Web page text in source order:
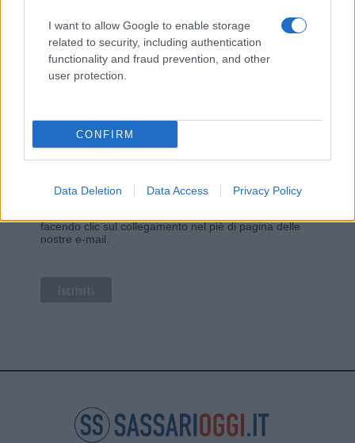
I want to allow Google to enable storage
related to security, including authentication
functionality and fraud prevention, and other
user protection.
CONFIRM
Data Deletion Data Access Privacy Policy
email periodiche contenenti le ultime notizie pubblicate
sul sito web!
*
Indirizzo email *
Privacy
Utilizziamo Mailchimp come piattaforma di
marketing. Iscrivendoti alla newsletter accetti che le
l'elaborazione.Leggi qui l'informativa sulla privacy
facendo clic sul collegamento nel piè di pagina delle
nostre e-mail.